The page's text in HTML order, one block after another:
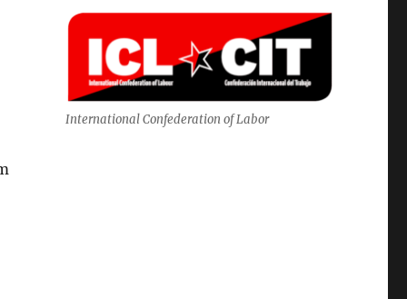
International Confederation of Labor